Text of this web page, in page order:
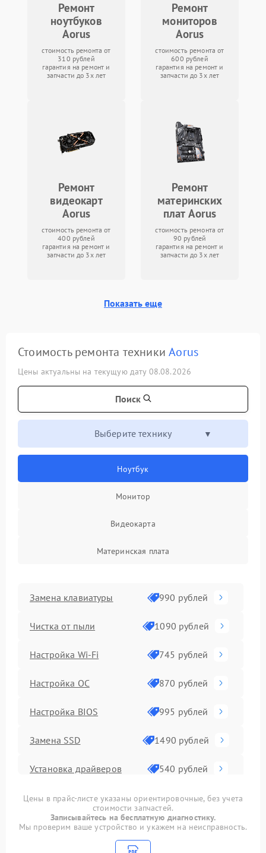
Ремонт
ноутбуков
Aorus
стоимость ремонта от
310 рублей
гарантия на ремонт и
запчасти до 3х лет
Ремонт
мониторов
Aorus
стоимость ремонта от
600 рублей
гарантия на ремонт и
запчасти до 3х лет
Ремонт
видеокарт
Aorus
стоимость ремонта от
400 рублей
гарантия на ремонт и
запчасти до 3х лет
Ремонт
материнских
плат Aorus
стоимость ремонта от
90 рублей
гарантия на ремонт и
запчасти до 3х лет
Показать еще
Стоимость ремонта техникиAorus
Цены актуальны на текущую дату 08.08.2026
Поиск
Выберите технику
Ноутбук
Монитор
Видеокарта
Материнская плата
Замена клавиатуры 990 рублей
Чистка от пыли 1090 рублей
Настройка Wi-Fi 745 рублей
Настройка ОС 870 рублей
Настройка BIOS 995 рублей
Замена SSD 1490 рублей
Установка драйверов 540 рублей
Замена видеочипа 2990 рублей
Замена материнской
платы
1890 рублей
Цены в прайс-листе указаны ориентировочные, без учета
стоимости запчастей.
Записывайтесь на бесплатную диагностику.
Мы проверим ваше устройство и укажем на неисправность.